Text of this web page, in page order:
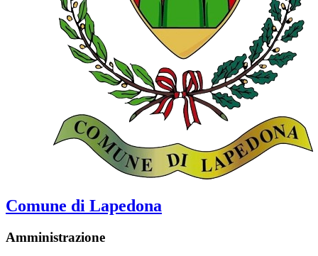
Comune di Lapedona
Amministrazione